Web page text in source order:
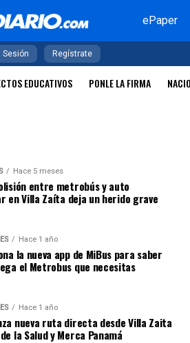
ePaper
Sesión Regístrate
EDUCATIVOS PONLE LA FIRMA
Hace 5 meses
entre metrobús y auto
en Villa Zaíta deja un herido grave
Hace 1 año
la nueva app de MiBus para saber
el Metrobus que necesitas
Hace 1 año
nueva ruta directa desde Villa Zaita
la Salud y Merca Panamá